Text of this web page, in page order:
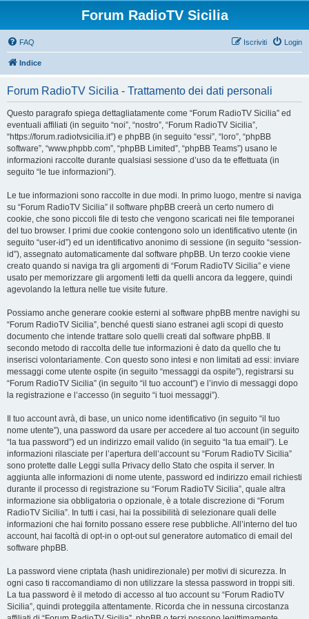
Forum RadioTV Sicilia
FAQ Login
Iscriviti
Indice
Forum RadioTV Sicilia - Trattamento dei dati personali
Questo paragrafo spiega dettagliatamente come “Forum RadioTV Sicilia” ed
eventuali affiliati (in seguito “noi”, “nostro”, “Forum RadioTV Sicilia”,
“https://forum.radiotvsicilia.it”) e phpBB (in seguito “essi”, “loro”, “phpBB
software”, “www.phpbb.com”, “phpBB Limited”, “phpBB Teams”) usano le
informazioni raccolte durante qualsiasi sessione d’uso da te effettuata (in
seguito “le tue informazioni”).
Le tue informazioni sono raccolte in due modi. In primo luogo, mentre si naviga
su “Forum RadioTV Sicilia” il software phpBB creerà un certo numero di
cookie, che sono piccoli file di testo che vengono scaricati nei file temporanei
del tuo browser. I primi due cookie contengono solo un identificativo utente (in
seguito “user-id”) ed un identificativo anonimo di sessione (in seguito “session-
id”), assegnato automaticamente dal software phpBB. Un terzo cookie viene
creato quando si naviga tra gli argomenti di “Forum RadioTV Sicilia” e viene
usato per memorizzare gli argomenti letti da quelli ancora da leggere, quindi
agevolando la lettura nelle tue visite future.
Possiamo anche generare cookie esterni al software phpBB mentre navighi su
“Forum RadioTV Sicilia”, benché questi siano estranei agli scopi di questo
documento che intende trattare solo quelli creati dal software phpBB. Il
secondo metodo di raccolta delle tue informazioni è dato da quello che tu
inserisci volontariamente. Con questo sono intesi e non limitati ad essi: inviare
messaggi come utente ospite (in seguito “messaggi da ospite”), registrarsi su
“Forum RadioTV Sicilia” (in seguito “il tuo account”) e l’invio di messaggi dopo
la registrazione e l’accesso (in seguito “i tuoi messaggi”).
Il tuo account avrà, di base, un unico nome identificativo (in seguito “il tuo
nome utente”), una password da usare per accedere al tuo account (in seguito
“la tua password”) ed un indirizzo email valido (in seguito “la tua email”). Le
informazioni rilasciate per l’apertura dell’account su “Forum RadioTV Sicilia”
sono protette dalle Leggi sulla Privacy dello Stato che ospita il server. In
aggiunta alle informazioni di nome utente, password ed indirizzo email richiesti
durante il processo di registrazione su “Forum RadioTV Sicilia”, quale altra
informazione sia obbligatoria o opzionale, è a totale discrezione di “Forum
RadioTV Sicilia”. In tutti i casi, hai la possibilità di selezionare quali delle
informazioni che hai fornito possano essere rese pubbliche. All’interno del tuo
account, hai facoltà di opt-in o opt-out sul generatore automatico di email del
software phpBB.
La password viene criptata (hash unidirezionale) per motivi di sicurezza. In
ogni caso ti raccomandiamo di non utilizzare la stessa password in troppi siti.
La tua password è il metodo di accesso al tuo account su “Forum RadioTV
Sicilia”, quindi proteggila attentamente. Ricorda che in nessuna circostanza